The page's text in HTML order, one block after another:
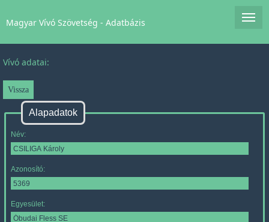
Magyar Vívó Szövetség - Adatbázis
Vívó adatai:
Alapadatok
Név:
Azonosító:
Egyesület: